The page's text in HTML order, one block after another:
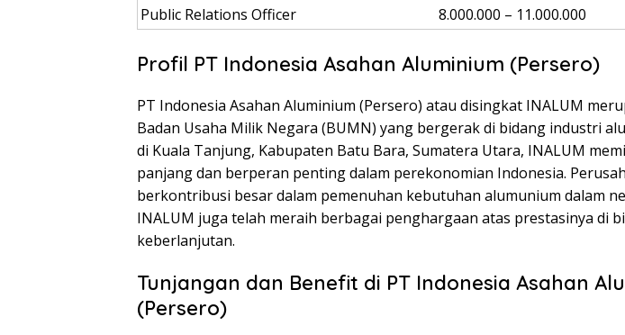
Public Relations Officer
8.000.000 – 11.000.000
Profil PT Indonesia Asahan Aluminium (Persero)
PT Indonesia Asahan Aluminium (Persero) atau disingkat INALUM
Badan Usaha Milik Negara (BUMN) yang bergerak di bidang industri
di Kuala Tanjung, Kabupaten Batu Bara, Sumatera Utara, INALUM
panjang dan berperan penting dalam perekonomian Indonesia.
berkontribusi besar dalam pemenuhan kebutuhan alumunium dalam
INALUM juga telah meraih berbagai penghargaan atas prestasinya di
keberlanjutan.
Tunjangan dan Benefit di PT Indonesia Asahan
(Persero)